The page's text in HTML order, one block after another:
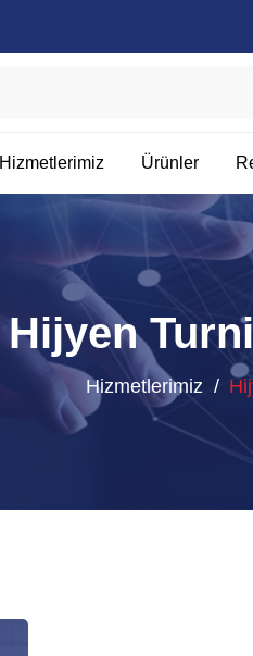
Hizmetlerimiz Ürünler
Hijyen
Hizmetlerimiz